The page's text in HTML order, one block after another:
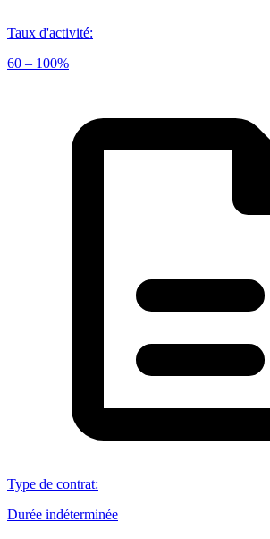
Taux d'activité:
60 – 100%
Type de contrat:
Durée indéterminée